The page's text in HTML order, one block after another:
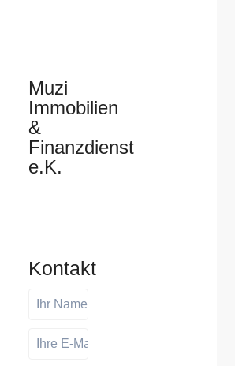
Muzi
Immobilien
&
Finanzdienst
e.K.
Kontakt